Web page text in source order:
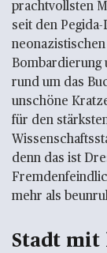
prachtvollsten
seit den
Bombardierung
rund um das
unschöne
für den
denn das ist
mehr als
Stadt